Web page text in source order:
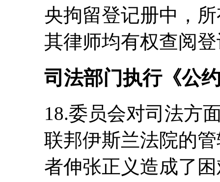
央拘留登记册中，
其律师均有权查阅
司法部门执行《公
18.委员会对司法方
联邦伊斯兰法院的
者伸张正义造成了